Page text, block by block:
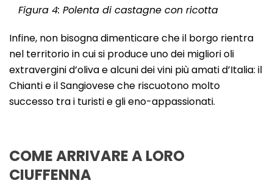
Figura 4: Polenta di castagne con ricotta
Infine, non bisogna dimenticare che il borgo rientra
nel territorio in cui si produce uno dei migliori oli
extravergini d’oliva e alcuni dei vini più amati d’Italia: il
Chianti e il Sangiovese che riscuotono molto
successo tra i turisti e gli eno-appassionati.
COME ARRIVARE A LORO
CIUFFENNA